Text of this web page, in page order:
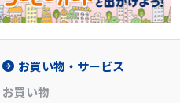
お買い物・サービス
お買い物